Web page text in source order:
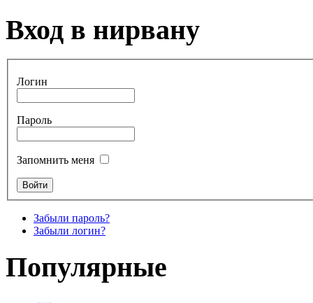
Вход в нирвану
Логин
Пароль
Запомнить меня
Забыли пароль?
Забыли логин?
Популярные